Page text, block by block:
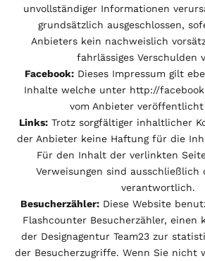
unvollständiger Informationen
grundsätzlich ausgeschlossen,
Anbieters kein nachweislich
fahrlässiges Verschulden
Facebook: Dieses Impressum gilt
Inhalte welche unter http://
vom Anbieter
Links: Trotz sorgfältiger inhaltlicher
der Anbieter keine Haftung für die
Für den Inhalt der verlinkten
Verweisungen sind ausschließlich
verantwortlich.
Besucherzähler:Diese Website
Flashcounter Besucherzähler, einen
der Designagentur Team23 zur
der Besucherzugriffe. Wenn Sie nicht